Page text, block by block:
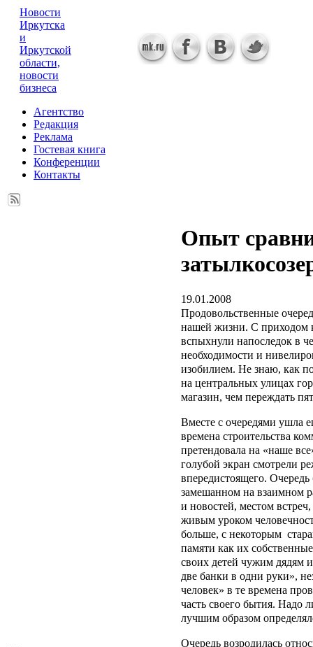
Новости
Иркутска
и
Иркутской
области,
новости
бизнеса
Агентство
Редакция
Реклама
Гостевая книга
Конференции
Контакты
Опыт
19.01.2008
Продовольственные
нашей жизни. С приходом
вспыхнули напоследок в
необходимости и
изобилием. Не знаю, как
на центральных улицах
магазин, чем переждать
Вместе с очередями ушла
времена строительства
претендовала на «наше
голубой экран смотрели
впередистоящего.
замешанном на взаимном
и новостей, местом
живым уроком
больше, с некоторым
памяти как их
своих детей чужим дядям
две банки в одни руки»,
человек» в те времена
часть своего бытия. Надо
лучшим образом
Очередь возродилась